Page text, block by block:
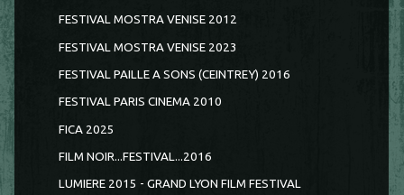
FESTIVAL MOSTRA VENISE 2012
FESTIVAL MOSTRA VENISE 2023
FESTIVAL PAILLE A SONS (CEINTREY) 2016
FESTIVAL PARIS CINEMA 2010
FICA 2025
FILM NOIR...FESTIVAL...2016
LUMIERE 2015 - GRAND LYON FILM FESTIVAL